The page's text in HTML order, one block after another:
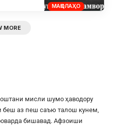
МАҚОЛАҲО
MORE
мисли шумо ҳаводору
беш аз пеш саъю талош кунем,
бишавад. Афзоиши